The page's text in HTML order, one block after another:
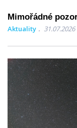
Mimořádné
Aktuality 31.07.2026